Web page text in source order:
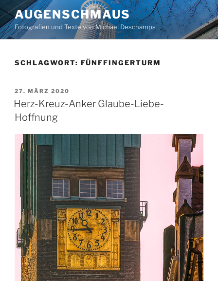
Inhalt
springen
AUGENSCHMAUS
Fotografien und Texte von Michael Deschamps
SCHLAGWORT: FÜNFFINGERTURM
VERÖFFENTLICHT
AM
27. MÄRZ 2020
Herz-Kreuz-Anker Glaube-Liebe-
Hoffnung